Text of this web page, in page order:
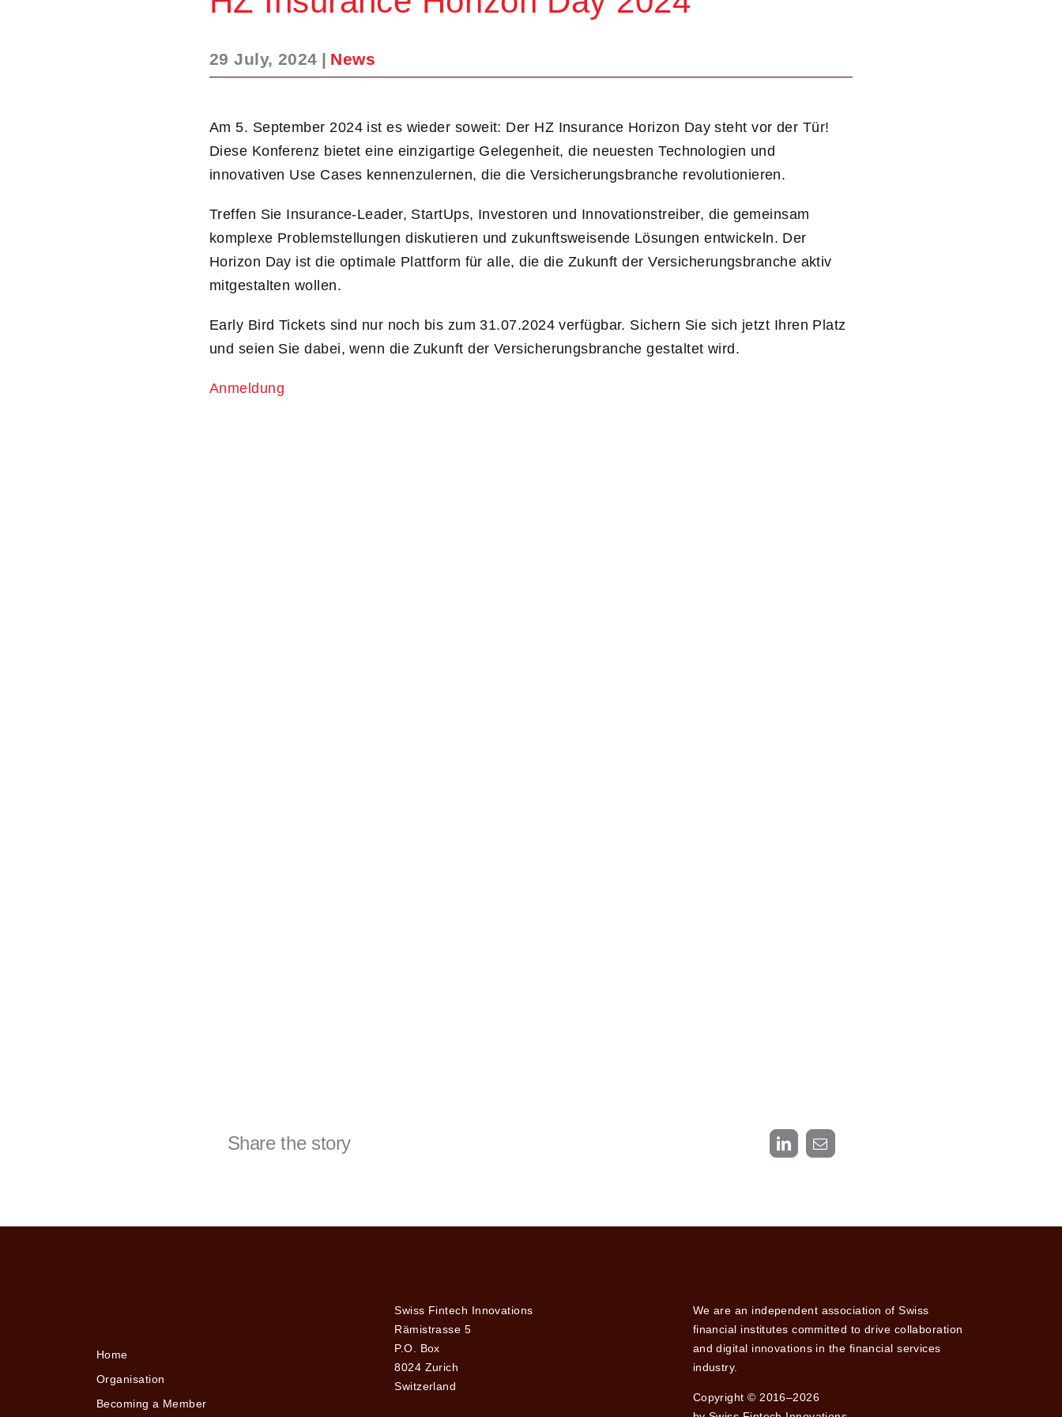
29 July, 2024 | News
Am 5. September 2024 ist es wieder soweit: Der HZ Insurance Horizon Day steht vor der Tür!
Diese Konferenz bietet eine einzigartige Gelegenheit, die neuesten Technologien und
innovativen Use Cases kennenzulernen, die die Versicherungsbranche revolutionieren.
Treffen Sie Insurance-Leader, StartUps, Investoren und Innovationstreiber, die gemeinsam
komplexe Problemstellungen diskutieren und zukunftsweisende Lösungen entwickeln. Der
Horizon Day ist die optimale Plattform für alle, die die Zukunft der Versicherungsbranche aktiv
mitgestalten wollen.
Early Bird Tickets sind nur noch bis zum 31.07.2024 verfügbar. Sichern Sie sich jetzt Ihren Platz
und seien Sie dabei, wenn die Zukunft der Versicherungsbranche gestaltet wird.
Anmeldung
Share the story LinkedIn
Email
Home
Organisation
Becoming a Member
Swiss Fintech Innovations
Rämistrasse 5
P.O. Box
8024 Zurich
Switzerland
We are an independent association of Swiss
financial institutes committed to drive collaboration
and digital innovations in the financial services
industry.
Copyright © 2016–2026